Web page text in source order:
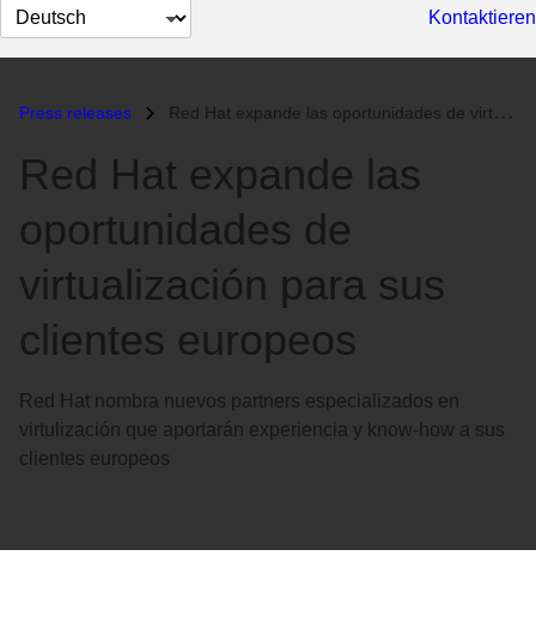
Sprache
auswählen
Kontaktieren
Press releases Red Hat expande las oportunidades de virtualización para sus clientes...
Red Hat expande las
oportunidades de
virtualización para sus
clientes europeos
Red Hat nombra nuevos partners especializados en
virtulización que aportarán experiencia y know-how a sus
clientes europeos